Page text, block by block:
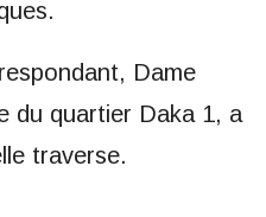
Dame
du quartier Daka 1, a
traverse.